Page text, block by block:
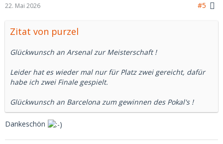
22. Mai 2026 #5
Zitat von purzel
Glückwunsch an Arsenal zur Meisterschaft !
Leider hat es wieder mal nur für Platz zwei gereicht, dafür
habe ich zwei Finale gespielt.
Glückwunsch an Barcelona zum gewinnen des Pokal's !
Dankeschön